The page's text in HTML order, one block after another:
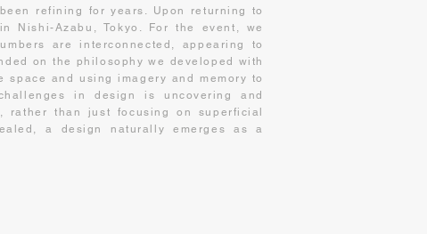
refining for years. Upon returning to
Nishi-Azabu, Tokyo. For the event, we
are interconnected, appearing to
on the philosophy we developed with
space and using imagery and memory to
in design is uncovering and
rather than just focusing on superficial
a design naturally emerges as a